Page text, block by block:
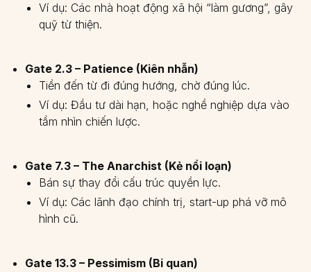
Ví dụ: Các nhà hoạt động xã hội “làm gương”, gây
quỹ từ thiện.
Gate 2.3 – Patience (Kiên nhẫn)
Tiền đến từ đi đúng hướng, chờ đúng lúc.
Ví dụ: Đầu tư dài hạn, hoặc nghề nghiệp dựa vào
tầm nhìn chiến lược.
Gate 7.3 – The Anarchist (Kẻ nổi loạn)
Bán sự thay đổi cấu trúc quyền lực.
Ví dụ: Các lãnh đạo chính trị, start-up phá vỡ mô
hình cũ.
Gate 13.3 – Pessimism (Bi quan)